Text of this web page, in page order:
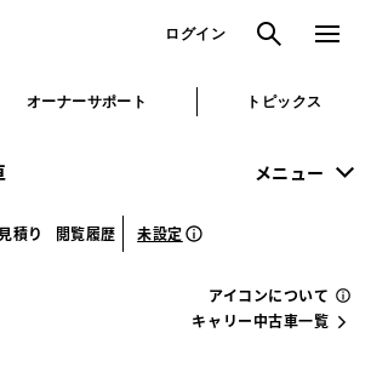
ログイン 検索 メニュ
オーナーサポート トピックス
メニュー
積り 閲覧履歴 未設定
アイコンについて
キャリー中古車一覧